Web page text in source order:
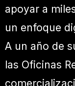
apoyar a
un enfoque
A un año de
las Oficinas